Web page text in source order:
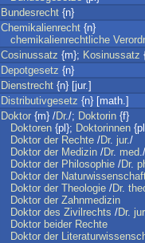
Bundesrecht {n}
Chemikalienrecht {n}
chemikalienrechtliche
Cosinussatz {m}; Kosinussatz
Depotgesetz {n}
Dienstrecht {n} [jur.]
Distributivgesetz {n} [math.]
Doktor {m} /Dr./; Doktorin {f}
Doktoren {pl}; Doktorinnen
Doktor der Rechte /Dr. jur./
Doktor der Medizin /Dr. med./
Doktor der Philosophie /Dr.
Doktor der
Doktor der Theologie /Dr.
Doktor der Zahnmedizin
Doktor des Zivilrechts /Dr. jur
Doktor beider Rechte
Doktor der